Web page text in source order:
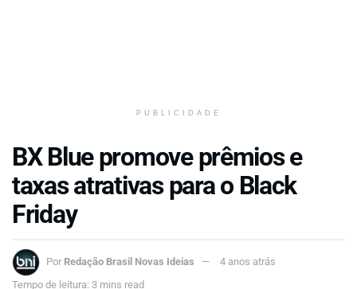
PUBLICIDADE
BX Blue promove prêmios e
taxas atrativas para o Black
Friday
Por Redação Brasil Novas Ideias
4 anos atrás
Tempo de leitura: 3 mins read